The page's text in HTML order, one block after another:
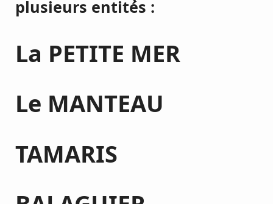
plusieurs entités :
La PETITE MER
Le MANTEAU
TAMARIS